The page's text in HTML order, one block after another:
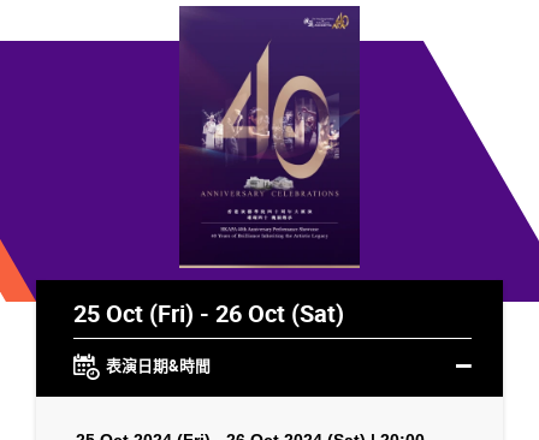
25 Oct (Fri) - 26 Oct (Sat)
表演日期&時間